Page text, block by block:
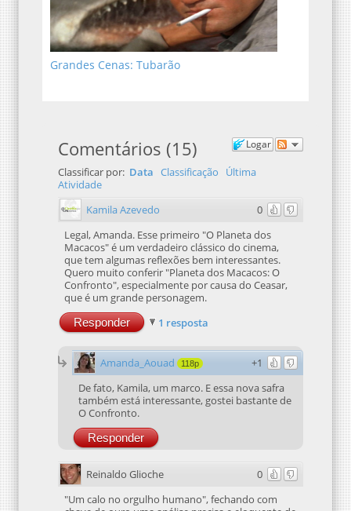
Grandes Cenas: Tubarão
Logar
Comentários (15)
Classificar por: Data Classificação
Última
Atividade
0
Kamila Azevedo
Legal, Amanda. Esse primeiro "O Planeta dos
Macacos" é um verdadeiro clássico do cinema,
que tem algumas reflexões bem interessantes.
Quero muito conferir "Planeta dos Macacos: O
Confronto", especialmente por causa do Ceasar,
que é um grande personagem.
Responder 1 resposta
+1
Amanda_Aouad 118p
De fato, Kamila, um marco. E essa nova safra
também está interessante, gostei bastante de
O Confronto.
Responder
0
Reinaldo Glioche
"Um calo no orgulho humano", fechando com